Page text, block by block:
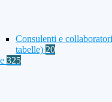
Consulenti e
tabelle) 20
325